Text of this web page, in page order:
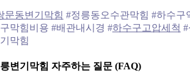
문동변기막힘 #정릉동오수관막힘 #하수구
막힘비용 #배관내시경 #하수구고압세척
막힘
변기막힘 자주하는 질문 (FAQ)